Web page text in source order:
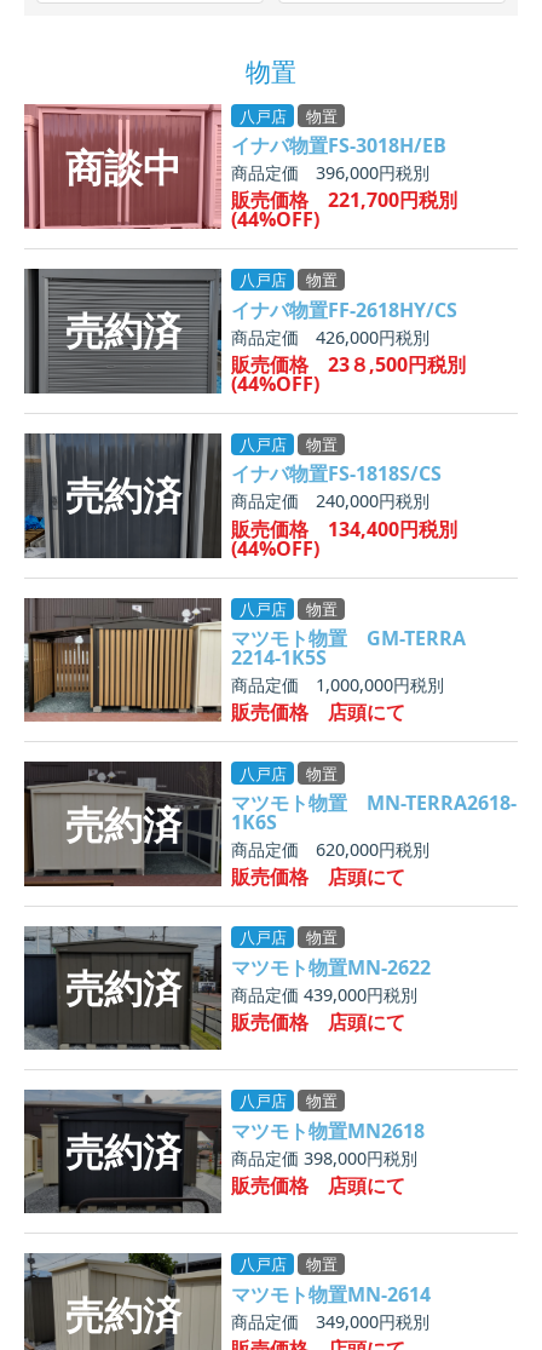
物置
八戸店 物置
イナバ物置FS-3018H/EB
商品定価 396,000円税別
販売価格 221,700円税別
(44%OFF)
八戸店 物置
イナバ物置FF-2618HY/CS
商品定価 426,000円税別
販売価格 23８,500円税別
(44%OFF)
八戸店 物置
イナバ物置FS-1818S/CS
商品定価 240,000円税別
販売価格 134,400円税別
(44%OFF)
八戸店 物置
マツモト物置 GM-TERRA
2214-1K5S
商品定価 1,000,000円税別
販売価格 店頭にて
八戸店 物置
マツモト物置 MN-TERRA2618-
1K6S
商品定価 620,000円税別
販売価格 店頭にて
八戸店 物置
マツモト物置MN-2622
商品定価 439,000円税別
販売価格 店頭にて
八戸店 物置
マツモト物置MN2618
商品定価 398,000円税別
販売価格 店頭にて
八戸店 物置
マツモト物置MN-2614
商品定価 349,000円税別